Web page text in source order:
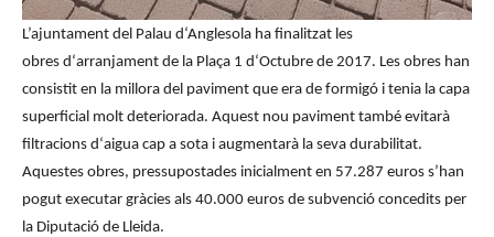
L’ajuntament del Palau d ‘Anglesola ha finalitzat les
obres d ‘arranjament de la Plaça 1 d ‘Octubre de 2017. Les obres han
consistit en la millora del paviment que era de formigó i tenia la capa
superficial molt deteriorada. Aquest nou paviment també evitarà
filtracions d ‘aigua cap a sota i augmentarà la seva durabilitat.
Aquestes obres, pressupostades inicialment en 57.287 euros s’han
pogut executar gràcies als 40.000 euros de subvenció concedits per
la Diputació de Lleida.